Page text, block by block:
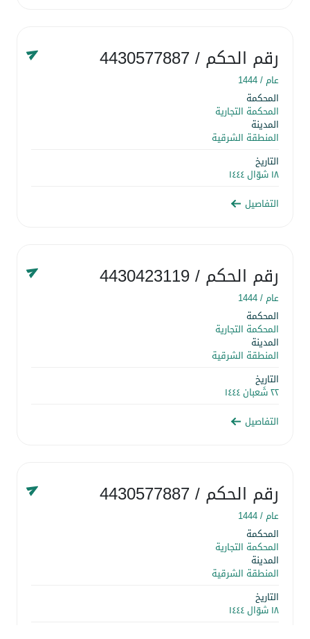
رقم الحكم/ 4430577887
عام /1444
المحكمة
المحكمة التجارية
المدينة
المنطقة الشرقية
التاريخ
١٨ شوّال ١٤٤٤
التفاصيل
رقم الحكم/ 4430423119
عام /1444
المحكمة
المحكمة التجارية
المدينة
المنطقة الشرقية
التاريخ
٢٢ شَعبان ١٤٤٤
التفاصيل
رقم الحكم/ 4430577887
عام /1444
المحكمة
المحكمة التجارية
المدينة
المنطقة الشرقية
التاريخ
١٨ شوّال ١٤٤٤